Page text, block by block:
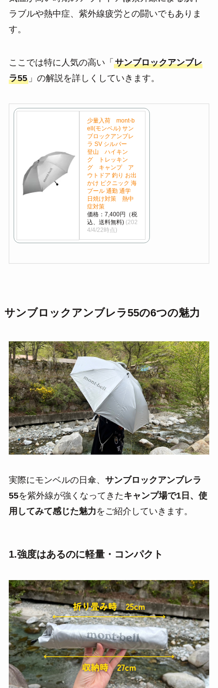
ラブルや熱中症、紫外線疲労との闘いでもありま
す。
ここでは特に人気の高い「 サンブロックアンブレ
ラ55」の解説を詳しくしていきます。
少量入荷 mont-b
ell(モンベル) サン
ブロックアンブレ
ラ SV シルバー
登山 ハイキン
グ トレッキン
グ キャンプ ア
ウトドア 釣り お出
かけ ピクニック 海
プール 通勤 通学
日焼け対策 熱中
症対策
価格：7,400円（税
込、送料無料) (202
4/4/22時点)
サンブロックアンブレラ55の6つの魅力
実際にモンベルの日傘、 サンブロックアンブレラ
55を紫外線が強くなってきたキャンプ場で1日、使
用してみて感じた魅力 をご紹介していきます。
1.強度はあるのに軽量・コンパクト